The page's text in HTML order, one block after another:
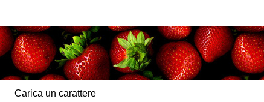
Carica un carattere